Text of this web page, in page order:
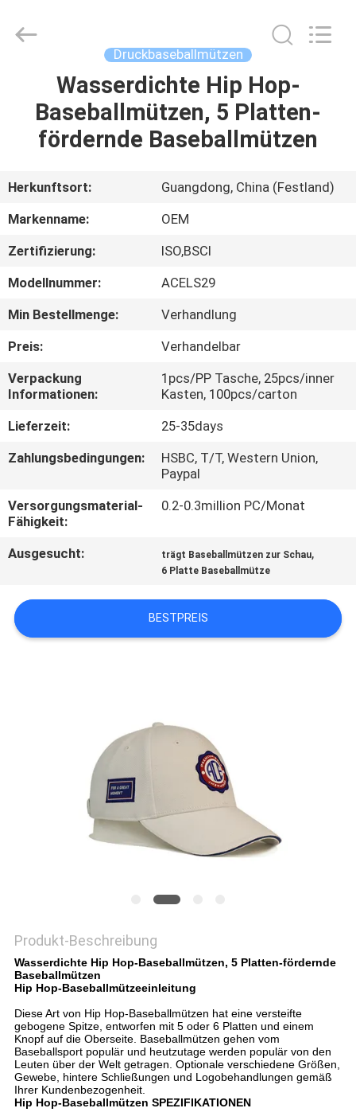
HAUS
PRODUKTE
ÜBER
UNS
FABRIK-
AUSFLUG
QUALITÄTSKONTROLLE
TRETEN
SIE
MIT
IN
VERBINDUNG
FÄLLE
Ltd..
Druckbaseballmützen
Wasserdichte Hip Hop-
Baseballmützen, 5 Platten-
fördernde Baseballmützen
Herkunftsort:
Guangdong, China (Festland)
Markenname:
OEM
Zertifizierung:
ISO,BSCI
Modellnummer:
ACELS29
Min Bestellmenge:
Verhandlung
Preis:
Verhandelbar
Verpackung
Informationen:
1pcs/PP Tasche, 25pcs/inner
Kasten, 100pcs/carton
Lieferzeit:
25-35days
Zahlungsbedingungen:
HSBC, T/T, Western Union,
Paypal
Versorgungsmaterial-
Fähigkeit:
0.2-0.3million PC/Monat
Ausgesucht: trägt Baseballmützen zur Schau,
6 Platte Baseballmütze
BESTPREIS
Produkt-Beschreibung
Wasserdichte Hip Hop-Baseballmützen, 5 Platten-fördernde
Baseballmützen
Hip Hop-Baseballmützeeinleitung
Diese Art von Hip Hop-Baseballmützen hat eine versteifte
gebogene Spitze, entworfen mit 5 oder 6 Platten und einem
Knopf auf die Oberseite. Baseballmützen gehen vom
Baseballsport populär und heutzutage werden populär von den
Leuten über der Welt getragen. Optionale verschiedene Größen,
Gewebe, hintere Schließungen und Logobehandlungen gemäß
Ihrer Kundenbezogenheit.
Hip Hop-Baseballmützen SPEZIFIKATIONEN